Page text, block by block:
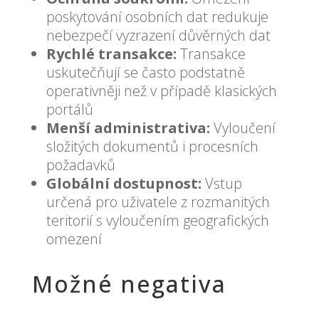
poskytování osobních dat redukuje
nebezpečí vyzrazení důvěrných dat
Rychlé transakce: Transakce
uskutečňují se často podstatně
operativněji než v případě klasických
portálů
Menší administrativa: Vyloučení
složitých dokumentů i procesních
požadavků
Globální dostupnost: Vstup
určená pro uživatele z rozmanitých
teritorií s vyloučením geografických
omezení
Možné negativa